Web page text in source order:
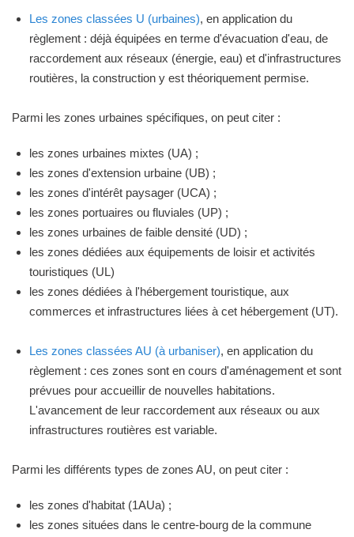
Les zones classées U (urbaines), en application du
règlement : déjà équipées en terme d'évacuation d'eau, de
raccordement aux réseaux (énergie, eau) et d'infrastructures
routières, la construction y est théoriquement permise.
Parmi les zones urbaines spécifiques, on peut citer :
les zones urbaines mixtes (UA) ;
les zones d'extension urbaine (UB) ;
les zones d'intérêt paysager (UCA) ;
les zones portuaires ou fluviales (UP) ;
les zones urbaines de faible densité (UD) ;
les zones dédiées aux équipements de loisir et activités
touristiques (UL)
les zones dédiées à l'hébergement touristique, aux
commerces et infrastructures liées à cet hébergement (UT).
Les zones classées AU (à urbaniser), en application du
règlement : ces zones sont en cours d'aménagement et sont
prévues pour accueillir de nouvelles habitations.
L'avancement de leur raccordement aux réseaux ou aux
infrastructures routières est variable.
Parmi les différents types de zones AU, on peut citer :
les zones d'habitat (1AUa) ;
les zones situées dans le centre-bourg de la commune